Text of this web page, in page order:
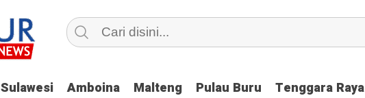
Sulawesi Amboina Malteng Pulau Buru Tenggara Raya
Sulawesi Amboina Malteng Pulau Buru Tenggara Raya